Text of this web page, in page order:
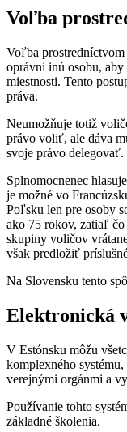
Voľba
Voľba
oprávni inú osobu,
miestnosti. Tento
práva.
Neumožňuje totiž
právo voliť, ale dáva
svoje právo delegovať.
Splnomocnenec
je možné vo
Poľsku len pre osoby
ako 75 rokov, zatiaľ
skupiny voličov
však predložiť
Na Slovensku tento
Elektronická
V Estónsku môžu
komplexného
verejnými orgánmi a
Používanie tohto
základné školenia.